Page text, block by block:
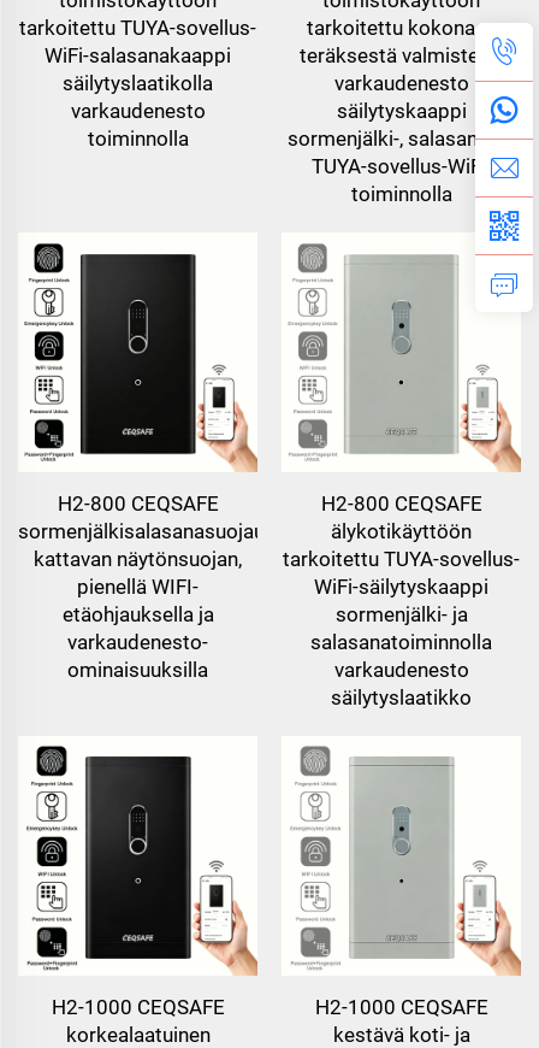
tarkoitettu TUYA-sovellus-
WiFi-salasanakaappi
säilytyslaatikolla
varkaudenesto
toiminnolla
tarkoitettu kokonaan
teräksestä valmistettu
varkaudenesto
säilytyskaappi
sormenjälki-, salasana- ja
TUYA-sovellus-WiFi-
toiminnolla
H2-800 CEQSAFE
sormenjälkisalasanasuojauslaatikko
kattavan näytönsuojan,
pienellä WIFI-
etäohjauksella ja
varkaudenesto-
ominaisuuksilla
H2-800 CEQSAFE
älykotikäyttöön
tarkoitettu TUYA-sovellus-
WiFi-säilytyskaappi
sormenjälki- ja
salasanatoiminnolla
varkaudenesto
säilytyslaatikko
H2-1000 CEQSAFE
korkealaatuinen
H2-1000 CEQSAFE
kestävä koti- ja